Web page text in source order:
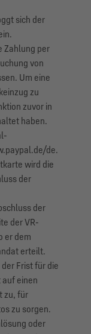
sich der
Zahlung per
von
Um eine
zu
zuvor in
haben.
de.
wird die
der
der
der VR-
er dem
erteilt.
Frist für die
einen
zu, für
zu sorgen.
oder